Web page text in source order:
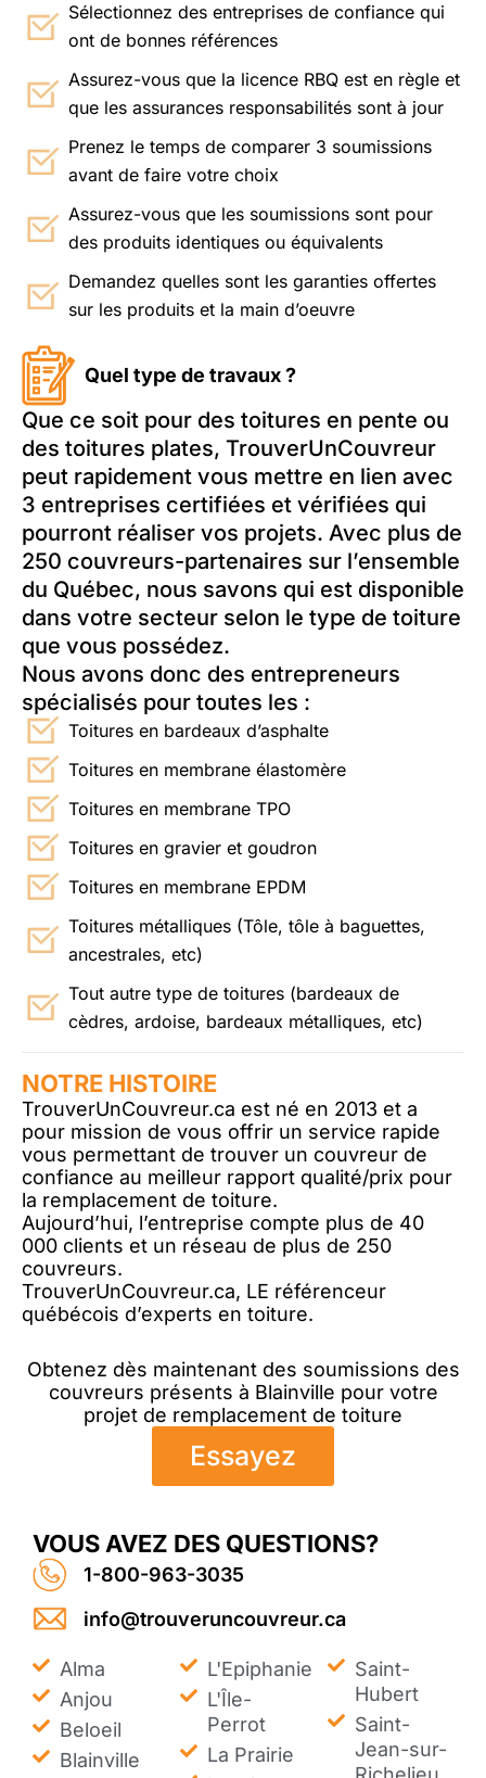
Sélectionnez des entreprises de confiance qui
ont de bonnes références
Assurez-vous que la licence RBQ est en règle et
que les assurances responsabilités sont à jour
Prenez le temps de comparer 3 soumissions
avant de faire votre choix
Assurez-vous que les soumissions sont pour
des produits identiques ou équivalents
Demandez quelles sont les garanties offertes
sur les produits et la main d’oeuvre
Quel type de travaux ?
Que ce soit pour des toitures en pente ou
des toitures plates, TrouverUnCouvreur
peut rapidement vous mettre en lien avec
3 entreprises certifiées et vérifiées qui
pourront réaliser vos projets. Avec plus de
250 couvreurs-partenaires sur l’ensemble
du Québec, nous savons qui est disponible
dans votre secteur selon le type de toiture
que vous possédez.
Nous avons donc des entrepreneurs
spécialisés pour toutes les :
Toitures en bardeaux d’asphalte
Toitures en membrane élastomère
Toitures en membrane TPO
Toitures en gravier et goudron
Toitures en membrane EPDM
Toitures métalliques (Tôle, tôle à baguettes,
ancestrales, etc)
Tout autre type de toitures (bardeaux de
cèdres, ardoise, bardeaux métalliques, etc)
NOTRE HISTOIRE
TrouverUnCouvreur.ca est né en 2013 et a
pour mission de vous offrir un service rapide
vous permettant de trouver un couvreur de
confiance au meilleur rapport qualité/prix pour
la remplacement de toiture.
Aujourd’hui, l’entreprise compte plus de 40
000 clients et un réseau de plus de 250
couvreurs.
TrouverUnCouvreur.ca, LE référenceur
québécois d’experts en toiture.
Obtenez dès maintenant des soumissions des
couvreurs présents à Blainville pour votre
projet de remplacement de toiture
Essayez
VOUS AVEZ DES QUESTIONS?
1-800-963-3035
info@trouveruncouvreur.ca
Alma
Anjou
Beloeil
Blainville
L'Epiphanie
L'Île-
Perrot
La Prairie
Saint-
Hubert
Saint-
Jean-sur-